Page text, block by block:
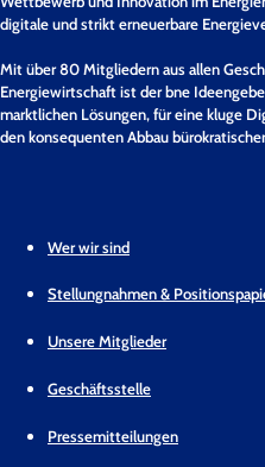
digitale und strikt erneuerbare
Mit über 80 Mitgliedern aus allen
Energiewirtschaft ist der bne
marktlichen Lösungen, für eine kluge
den konsequenten Abbau
Wer wir sind
Stellungnahmen &
Unsere Mitglieder
Geschäftsstelle
Pressemitteilungen